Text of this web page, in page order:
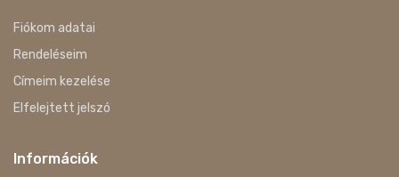
Fiókom adatai
Rendeléseim
Címeim kezelése
Elfelejtett jelszó
Információk